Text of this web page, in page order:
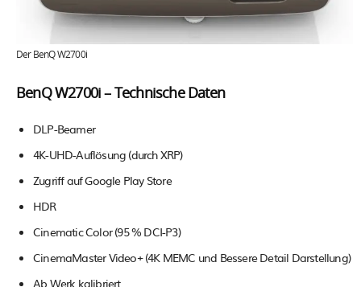
Der BenQ W2700i
BenQ W2700i – Technische Daten
DLP-Beamer
4K-UHD-Auflösung (durch XRP)
Zugriff auf Google Play Store
HDR
Cinematic Color (95 % DCI-P3)
CinemaMaster Video+ (4K MEMC und Bessere Detail Darstellung)
Ab Werk kalibriert